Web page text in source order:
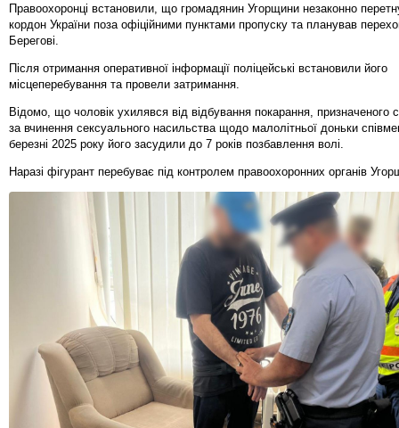
Правоохоронці встановили, що громадянин Угорщини незаконно
кордон України поза офіційними пунктами пропуску та планував
Берегові.
Після отримання оперативної інформації поліцейські встановили його
місцеперебування та провели затримання.
Відомо, що чоловік ухилявся від відбування покарання, призначеного
за вчинення сексуального насильства щодо малолітньої доньки
березні 2025 року його засудили до 7 років позбавлення волі.
Наразі фігурант перебуває під контролем правоохоронних органів